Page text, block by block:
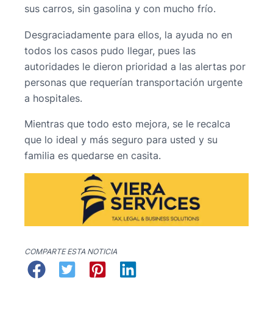
sus carros, sin gasolina y con mucho frío.
Desgraciadamente para ellos, la ayuda no en
todos los casos pudo llegar, pues las
autoridades le dieron prioridad a las alertas por
personas que requerían transportación urgente
a hospitales.
Mientras que todo esto mejora, se le recalca
que lo ideal y más seguro para usted y su
familia es quedarse en casita.
COMPARTE ESTA NOTICIA